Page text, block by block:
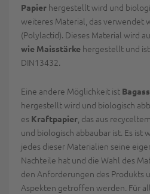
Papier hergestellt wird und
weiteres Material, das verwendet
(Polylactid). Dieses Material wird
wie Maisstärke hergestellt und
DIN13432.
Eine andere Möglichkeit ist
hergestellt wird und biologisch
es Kraftpapier , das aus
und biologisch abbaubar ist. Es ist
jedes dieser Materialien seine
Nachteile hat und die Wahl des
den Anforderungen des Produkts
Aspekten getroffen werden. Für